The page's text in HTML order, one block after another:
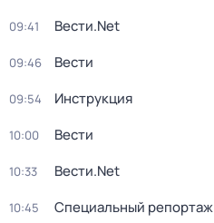
09:41 Вести.Net
09:46 Вести
09:54 Инструкция
10:00 Вести
10:33 Вести.Net
10:45 Специальный репортаж